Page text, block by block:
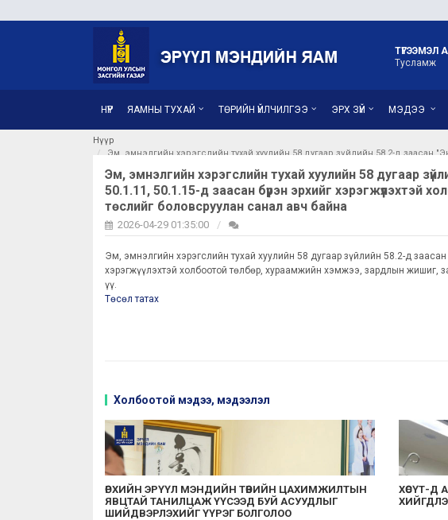
ТҮГЭЭМЭЛ
Тусламж
НҮҮР ЯАМНЫ ТУХАЙ ТӨРИЙН ҮЙЛЧИЛГЭЭ ЭРХ ЗҮЙ МЭДЭЭ
Нүүр
Эм, эмнэлгийн хэрэгслийн тухай хуулийн 58 дугаар зүйлийн 58.2-д заасан
Эм, эмнэлгийн хэрэгслийн тухай хуулийн 58 дугаар
50.1.11, 50.1.15-д заасан бүрэн эрхийг
төслийг боловсруулан санал авч байна
2026-04-29 01:35:00
Эм, эмнэлгийн хэрэгслийн тухай хуулийн 58 дугаар зүйлийн 58.2-д
хэрэгжүүлэхтэй холбоотой төлбөр, хураамжийн хэмжээ, зардлын жишиг,
үү.
Төсөл татах
Холбоотой мэдээ, мэдээлэл
ӨРХИЙН ЭРҮҮЛ МЭНДИЙН ТӨВИЙН ЦАХИМЖИЛТЫН
ЯВЦТАЙ ТАНИЛЦАЖ ҮҮСЭЭД БУЙ АСУУДЛЫГ
ШИЙДВЭРЛЭХИЙГ ҮҮРЭГ БОЛГОЛОО
ХӨСҮТ-Д